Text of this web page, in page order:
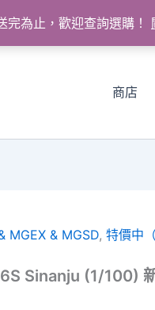
為止，歡迎查詢選購！
商店
MGEX & MGSD,特價中
Sinanju (1/100)